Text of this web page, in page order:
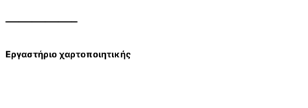
—————–
Εργαστήριο χαρτοποιητικής